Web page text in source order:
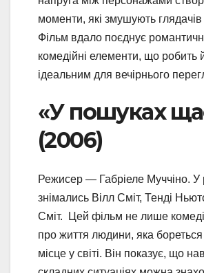
моменти, які змушують глядачів
Фільм вдало поєднує
комедійні елементи, що робить
ідеальним для вечірнього
«У пошуках
(2006)
Режисер — Габріеле Муччіно. У
знімались Вілл Сміт, Тенді
Сміт. Цей фільм не лише
про життя людини, яка бореться
місце у світі. Він показує, що